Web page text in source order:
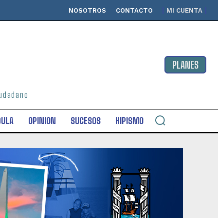
NOSOTROS CONTACTO MI CUENTA
PLANES
OPINION SUCESOS HIPISMO